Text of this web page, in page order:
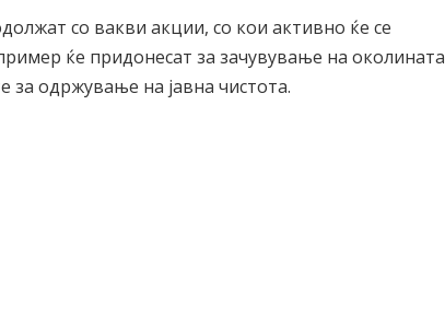
со вакви акции, со кои активно ќе се
ќе придонесат за зачувување на околината
за одржување на јавна чистота.